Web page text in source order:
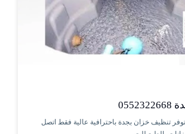
تنظيف خزان بجدة باحترافية عالية فقط اتصل